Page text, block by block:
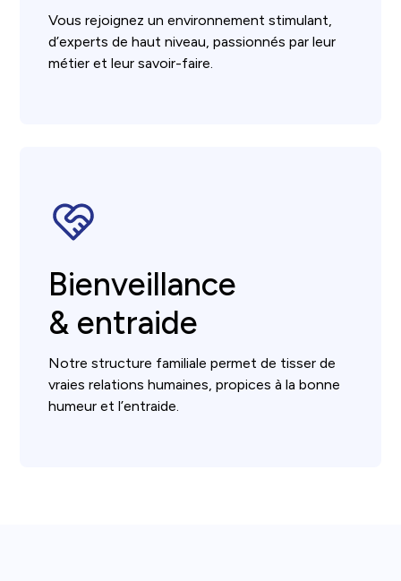
Vous rejoignez un environnement stimulant,
d’experts de haut niveau, passionnés par leur
métier et leur savoir-faire.
Bienveillance
& entraide
Notre structure familiale permet de tisser de
vraies relations humaines, propices à la bonne
humeur et l’entraide.